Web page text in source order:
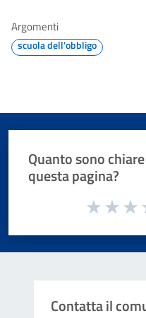
Argomenti
scuola dell'obbligo
Quanto sono
questa pagina?
Valuta da 1 a 5 stelle la
Contatta il